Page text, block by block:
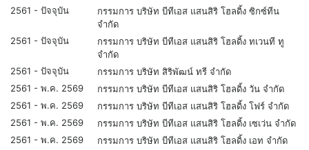
2561 - ปัจจุบัน
กรรมการ บริษัท บีทีเอส แสนสิริ โฮลดิ้ง ซิกซ์ทีน
จำกัด
2561 - ปัจจุบัน
กรรมการ บริษัท บีทีเอส แสนสิริ โฮลดิ้ง ทเวนที ทู
จำกัด
2561 - ปัจจุบัน
กรรมการ บริษัท สิริพัฒน์ ทรี จำกัด
2561 - พ.ค. 2569
กรรมการ บริษัท บีทีเอส แสนสิริ โฮลดิ้ง วัน จำกัด
2561 - พ.ค. 2569
กรรมการ บริษัท บีทีเอส แสนสิริ โฮลดิ้ง โฟร์ จำกัด
2561 - พ.ค. 2569
กรรมการ บริษัท บีทีเอส แสนสิริ โฮลดิ้ง เซเว่น จำกัด
2561 - พ.ค. 2569
กรรมการ บริษัท บีทีเอส แสนสิริ โฮลดิ้ง เอท จำกัด